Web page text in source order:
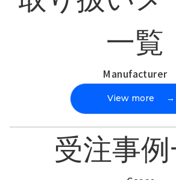
一覧
Manufacturer
View more →
受注事